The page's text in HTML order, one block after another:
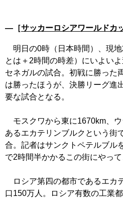
―［サッカーロシアワールドカ
明日の0時（日本時間）、現地
とは＋2時間の時差）にいよい
セネガルの試合。初戦に勝った
は勝ったほうが、決勝リーグ進
要な試合となる。
モスクワから東に1670km、ウ
あるエカテリンブルクという街
合。記者はサンクトペテルブル
で2時間半かかるこの街にやって
ロシア第四の都市であるエカ
口150万人。ロシア有数の工業